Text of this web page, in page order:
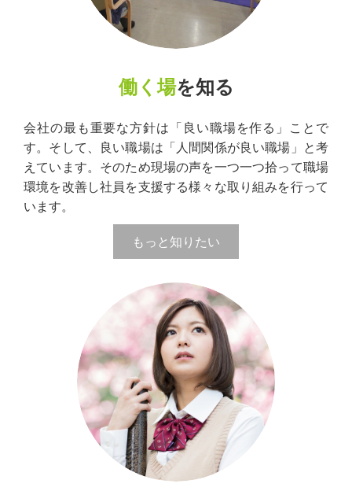
働く場を知る
会社の最も重要な方針は「良い職場を作る」ことで
す。そして、良い職場は「人間関係が良い職場」と考
えています。そのため現場の声を一つ一つ拾って職場
環境を改善し社員を支援する様々な取り組みを行って
います。
もっと知りたい